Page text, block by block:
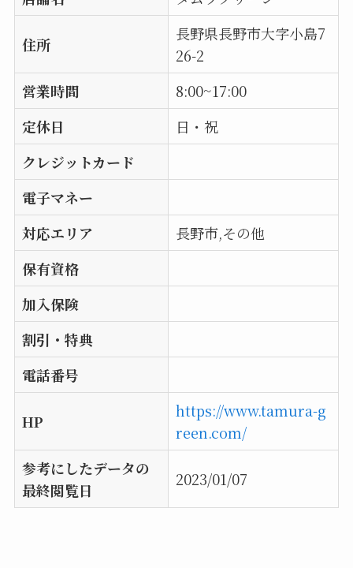
住所
長野県長野市大字小島7
26-2
営業時間
8:00~17:00
定休日
日・祝
クレジットカード
電子マネー
対応エリア
長野市,その他
保有資格
加入保険
割引・特典
電話番号
HP
https://www.tamura-g
reen.com/
参考にしたデータの
最終閲覧日
2023/01/07